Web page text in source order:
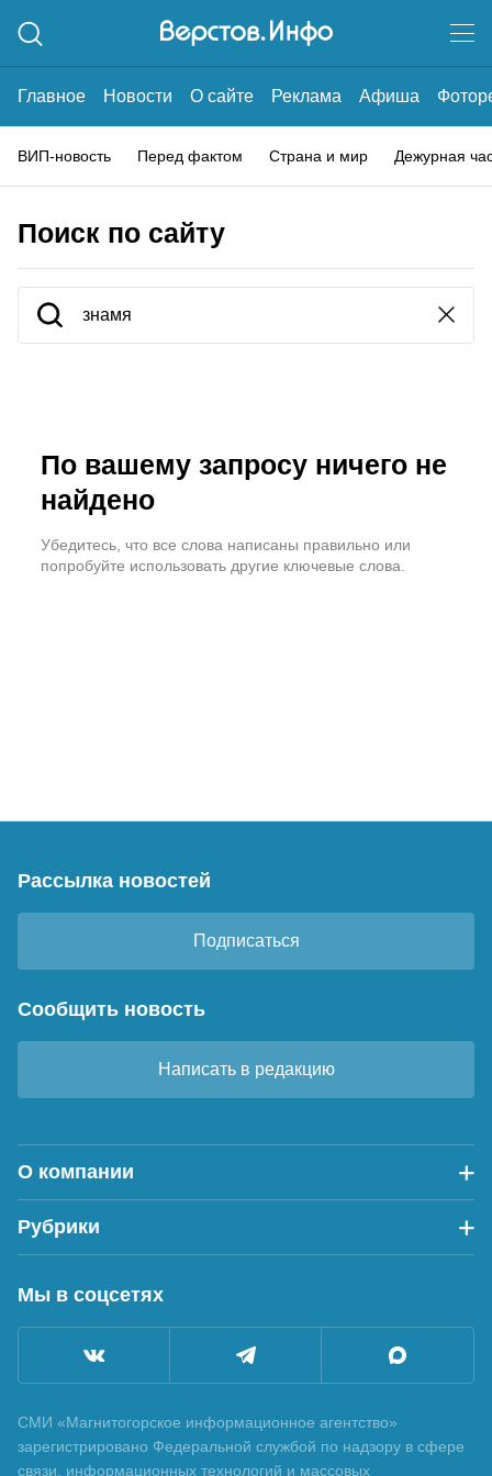
Главное Новости О сайте Реклама Афиша
ВИП-новость Перед фактом Страна и мир Дежурная
Поиск по сайту
По вашему запросу ничего не
найдено
Убедитесь, что все слова написаны правильно или
попробуйте использовать другие ключевые слова.
Рассылка новостей
Подписаться
Сообщить новость
Написать в редакцию
О компании
Рубрики
Мы в соцсетях
СМИ «Магнитогорское информационное агентство»
зарегистрировано Федеральной службой по надзору в сфере
связи, информационных технологий и массовых